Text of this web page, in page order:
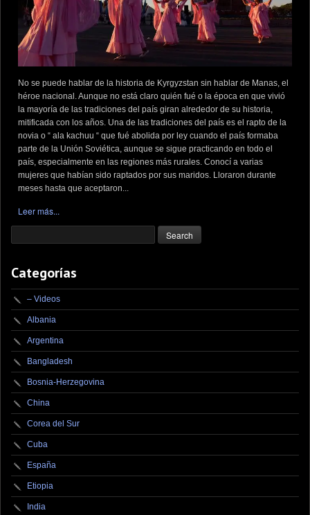
No se puede hablar de la historia de Kyrgyzstan sin hablar de Manas, el
héroe nacional. Aunque no está claro quién fué o la época en que vivió
la mayoría de las tradiciones del país giran alrededor de su historia,
mitificada con los años. Una de las tradiciones del país es el rapto de la
novia o “ ala kachuu “ que fué abolida por ley cuando el país formaba
parte de la Unión Soviética, aunque se sigue practicando en todo el
país, especialmente en las regiones más rurales. Conocí a varias
mujeres que habían sido raptados por sus maridos. Lloraron durante
meses hasta que aceptaron...
Leer más...
Categorías
– Videos
Albania
Argentina
Bangladesh
Bosnia-Herzegovina
China
Corea del Sur
Cuba
España
Etiopia
India